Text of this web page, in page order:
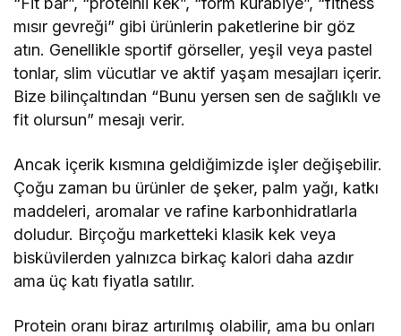
mısır gevreği” gibi ürünlerin paketlerine bir göz
atın. Genellikle sportif görseller, yeşil veya pastel
tonlar, slim vücutlar ve aktif yaşam mesajları içerir.
Bize bilinçaltından “Bunu yersen sen de sağlıklı ve
fit olursun” mesajı verir.
Ancak içerik kısmına geldiğimizde işler değişebilir.
Çoğu zaman bu ürünler de şeker, palm yağı, katkı
maddeleri, aromalar ve rafine karbonhidratlarla
doludur. Birçoğu marketteki klasik kek veya
bisküvilerden yalnızca birkaç kalori daha azdır
ama üç katı fiyatla satılır.
Protein oranı biraz artırılmış olabilir, ama bu onları